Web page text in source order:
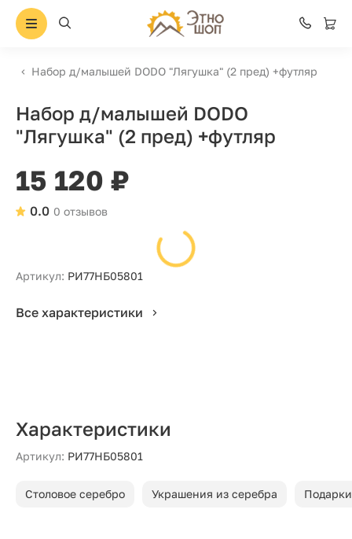
Набор д/малышей DODO "Лягушка" (2 пред) +футляр
Набор д/малышей DODO
"Лягушка" (2 пред) +футляр
15 120 ₽
0 отзывов
0.0
Артикул: РИ77НБ05801
Все характеристики
Характеристики
Артикул: РИ77НБ05801
Столовое серебро Украшения из серебра